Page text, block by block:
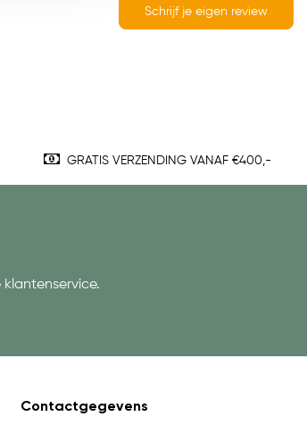
Schrijf je eigen review
GRATIS VERZENDING VANAF €400,-
Contactgegevens